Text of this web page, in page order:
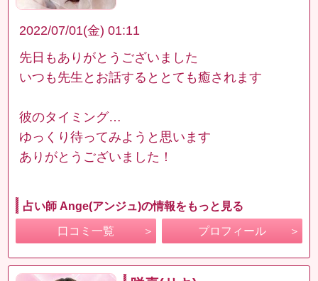
2022/07/01(金) 01:11
先日もありがとうございました
いつも先生とお話するととても癒されます
彼のタイミング…
ゆっくり待ってみようと思います
ありがとうございました！
占い師 Ange(アンジュ)の情報をもっと見る
口コミ一覧 プロフィール